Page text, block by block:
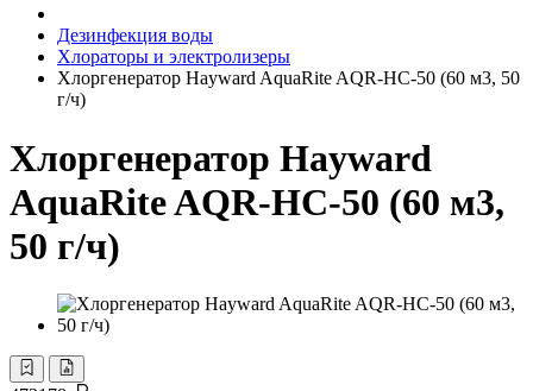
Дезинфекция воды
Хлораторы и электролизеры
Хлоргенератор Hayward AquaRite AQR-HC-50 (60 м3, 50
г/ч)
Хлоргенератор Hayward
AquaRite AQR-HC-50 (60 м3,
50 г/ч)